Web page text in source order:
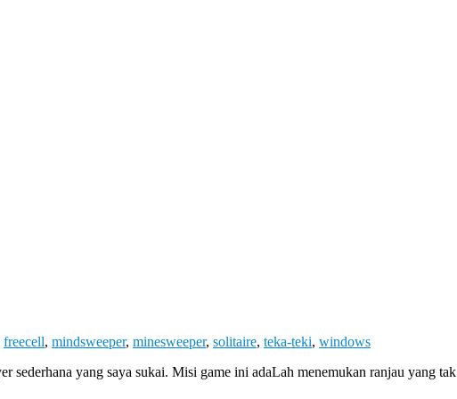
freecell, mindsweeper, minesweeper, solitaire, teka-teki, windows
sederhana yang saya sukai. Misi game ini adaLah menemukan ranjau yang tak